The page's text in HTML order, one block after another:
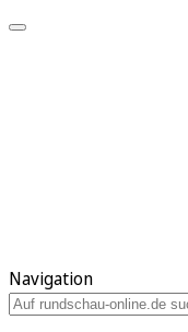
Navigation